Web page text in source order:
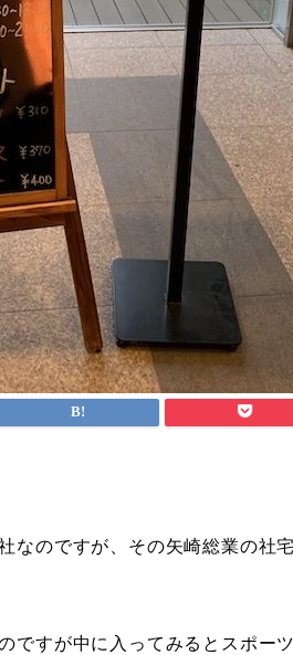
なのですが、その矢崎総業の社
ですが中に入ってみるとスポー